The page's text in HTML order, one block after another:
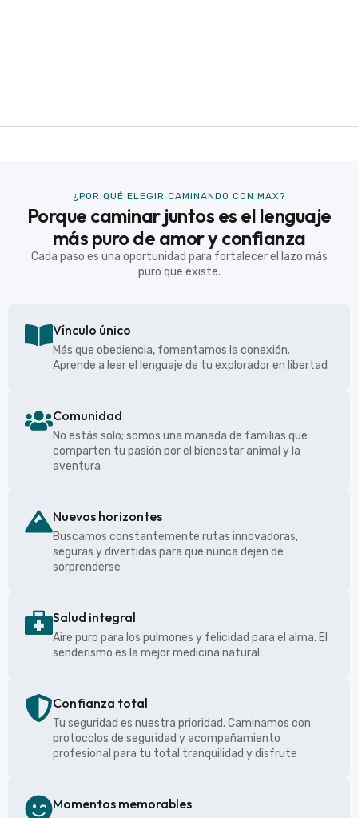
¿POR QUÉ ELEGIR CAMINANDO CON MAX?
Porque caminar juntos es el lenguaje
más puro de amor y confianza
Cada paso es una oportunidad para fortalecer el lazo más
puro que existe.
Vínculo único
Más que obediencia, fomentamos la conexión.
Aprende a leer el lenguaje de tu explorador en libertad
Comunidad
No estás solo; somos una manada de familias que
comparten tu pasión por el bienestar animal y la
aventura
Nuevos horizontes
Buscamos constantemente rutas innovadoras,
seguras y divertidas para que nunca dejen de
sorprenderse
Salud integral
Aire puro para los pulmones y felicidad para el alma. El
senderismo es la mejor medicina natural
Confianza total
Tu seguridad es nuestra prioridad. Caminamos con
protocolos de seguridad y acompañamiento
profesional para tu total tranquilidad y disfrute
Momentos memorables